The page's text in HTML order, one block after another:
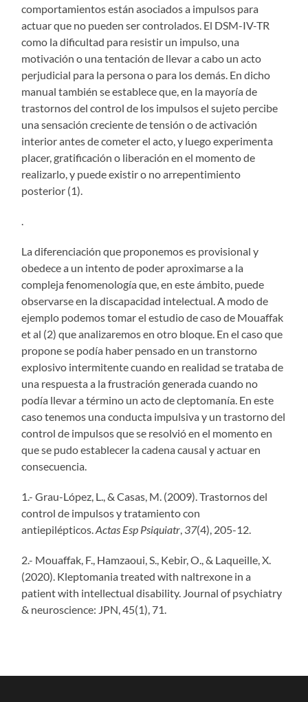
comportamientos están asociados a impulsos para
actuar que no pueden ser controlados. El DSM-IV-TR
como la dificultad para resistir un impulso, una
motivación o una tentación de llevar a cabo un acto
perjudicial para la persona o para los demás. En dicho
manual también se establece que, en la mayoría de
trastornos del control de los impulsos el sujeto percibe
una sensación creciente de tensión o de activación
interior antes de cometer el acto, y luego experimenta
placer, gratificación o liberación en el momento de
realizarlo, y puede existir o no arrepentimiento
posterior (1).
.
La diferenciación que proponemos es provisional y
obedece a un intento de poder aproximarse a la
compleja fenomenología que, en este ámbito, puede
observarse en la discapacidad intelectual. A modo de
ejemplo podemos tomar el estudio de caso de Mouaffak
et al (2) que analizaremos en otro bloque. En el caso que
propone se podía haber pensado en un transtorno
explosivo intermitente cuando en realidad se trataba de
una respuesta a la frustración generada cuando no
podía llevar a término un acto de cleptomanía. En este
caso tenemos una conducta impulsiva y un trastorno del
control de impulsos que se resolvió en el momento en
que se pudo establecer la cadena causal y actuar en
consecuencia.
1.- Grau-López, L., & Casas, M. (2009). Trastornos del
control de impulsos y tratamiento con
antiepilépticos.Actas Esp Psiquiatr, 37(4), 205-12.
2.- Mouaffak, F., Hamzaoui, S., Kebir, O., & Laqueille, X.
(2020). Kleptomania treated with naltrexone in a
patient with intellectual disability. Journal of psychiatry
& neuroscience: JPN, 45(1), 71.